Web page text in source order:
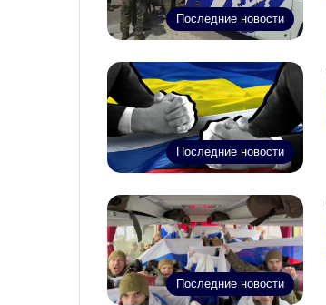
Последние новости
Последние новости
Последние новости